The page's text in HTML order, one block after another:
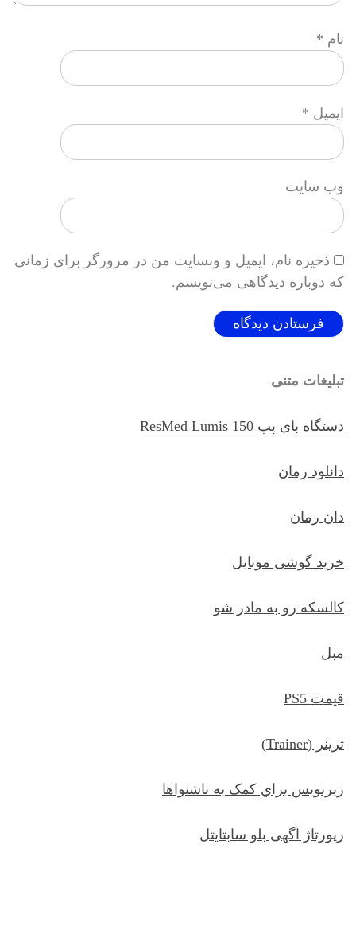
نام *
ایمیل *
وب‌ سایت
ذخیره نام، ایمیل و وبسایت من در مرورگر برای زمانی
که دوباره دیدگاهی می‌نویسم.
تبلیغات متنی
دستگاه بای پپ ResMed Lumis 150
دانلود رمان
دان رمان
خرید گوشی موبایل
کالسکه رو به مادر شو
مبل
قیمت PS5
ترينر (Trainer)
زيرنويس براي کمک به ناشنواها
رپورتاژ آگهی بلو سابتایتل